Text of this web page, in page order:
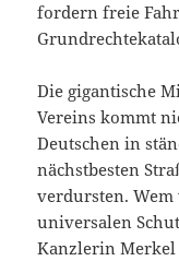
fordern freie
Die gigantische
Vereins kommt
Deutschen in
nächstbesten
verdursten.
universalen
Kanzlerin